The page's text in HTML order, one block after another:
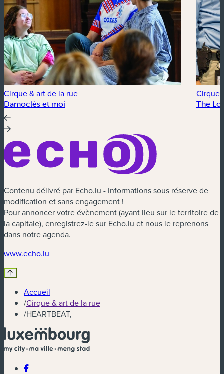
Cirque & art de la rue
Damoclès et moi
Cirque
The
Contenu délivré par Echo.lu - Informations sous réserve de
modification et sans engagement !
Pour annoncer votre évènement (ayant lieu sur le territoire de
la capitale), enregistrez-le sur Echo.lu et nous le reprenons
dans notre agenda.
www.echo.lu
Accueil
/Cirque & art de la rue
/HEARTBEAT,